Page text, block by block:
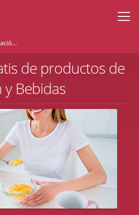
de productos de
Bebidas